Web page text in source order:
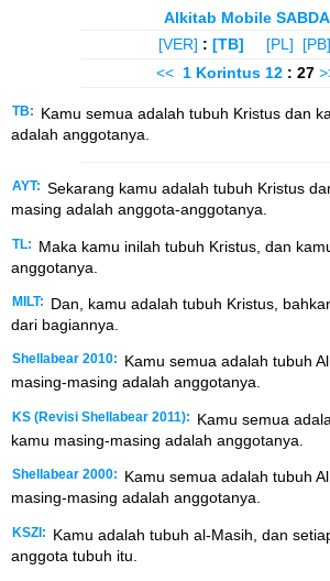
Alkitab Mobile SABDA
[VER] : [TB] [PL]
[PB]
<< 1 Korintus 12 : 27
TB:
Kamu semua adalah tubuh Kristus dan
adalah anggotanya.
AYT: Sekarang kamu adalah tubuh Kristus
masing adalah anggota-anggotanya.
TL:
Maka kamu inilah tubuh Kristus, dan
anggotanya.
MILT:
Dan, kamu adalah tubuh Kristus,
dari bagiannya.
Shellabear 2010:
Kamu semua adalah tubuh
masing-masing adalah anggotanya.
KS (Revisi Shellabear 2011):
Kamu semua
kamu masing-masing adalah anggotanya.
Shellabear 2000:
Kamu semua adalah tubuh
masing-masing adalah anggotanya.
KSZI:
Kamu adalah tubuh al-Masih, dan
anggota tubuh itu.